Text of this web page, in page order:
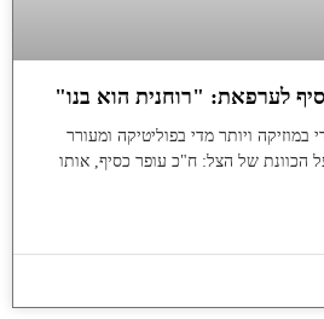
לערפאת: "רוחנית הוא בנו"
ויותר מדי בפוליטיקה ומעורר
הכוונת של הצל: ח"כ עופר כסיף, אותו